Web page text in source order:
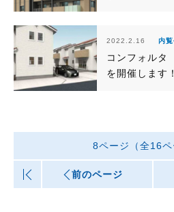
2022.2.16 内
コンフォルタ
を開催します！
8ページ（全16ペ
|< 前のページ